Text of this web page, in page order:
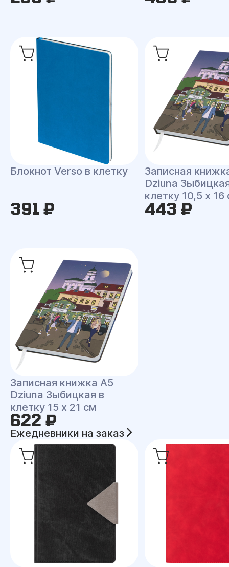
Блокнот Verso в клетку
391 ₽
Записная
Dziuna
клетку 10,5 x 16
443 ₽
Записная книжка A5
Dziuna Зыбицкая в
клетку 15 x 21 см
622 ₽
Ежедневники на заказ